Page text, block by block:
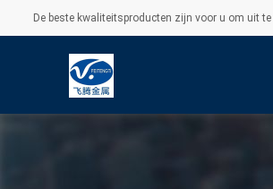
De beste kwaliteitsproducten zijn voor u om uit te